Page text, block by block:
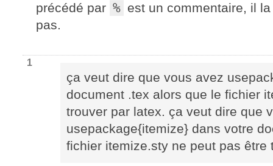
précédé par % est un commentaire, il
pas.
1
ça veut dire que vous avez
document .tex alors que le fichier
trouver par latex. ça veut dire que
usepackage{itemize} dans votre
fichier itemize.sty ne peut pas être